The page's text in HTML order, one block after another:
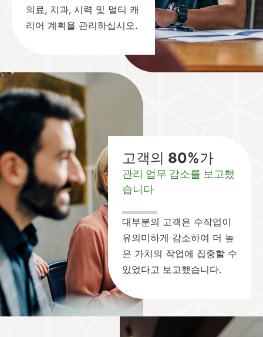
의료, 치과, 시력 및 멀티 캐
리어 계획을 관리하십시오.
고객의 80%가
관리 업무 감소를 보고했
습니다
대부분의 고객은 수작업이
유의미하게 감소하여 더 높
은 가치의 작업에 집중할 수
있었다고 보고했습니다.